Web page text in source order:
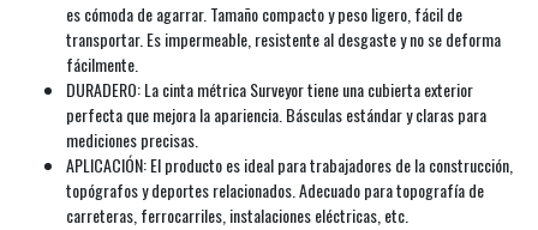
es cómoda de agarrar. Tamaño compacto y peso ligero, fácil de
transportar. Es impermeable, resistente al desgaste y no se deforma
fácilmente.
DURADERO: La cinta métrica Surveyor tiene una cubierta exterior
perfecta que mejora la apariencia. Básculas estándar y claras para
mediciones precisas.
APLICACIÓN: El producto es ideal para trabajadores de la construcción,
topógrafos y deportes relacionados. Adecuado para topografía de
carreteras, ferrocarriles, instalaciones eléctricas, etc.